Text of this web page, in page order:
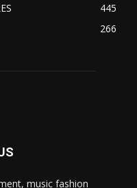
445
266
music fashion